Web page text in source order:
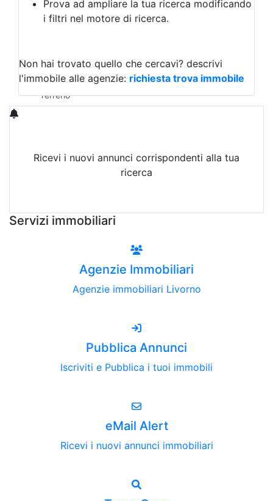
Agriturismo
Magazzini
Qualsiasi
Terreno edificabile
Terreno
Prova ad ampliare la tua ricerca modificando
i filtri nel motore di ricerca.
Non hai trovato quello che cercavi? descrivi
l'immobile alle agenzie: richiesta trova immobile
Ricevi i nuovi annunci corrispondenti alla tua
ricerca
Servizi immobiliari
Agenzie Immobiliari
Agenzie immobiliari Livorno
Pubblica Annunci
Iscriviti e Pubblica i tuoi immobili
eMail Alert
Ricevi i nuovi annunci immobiliari